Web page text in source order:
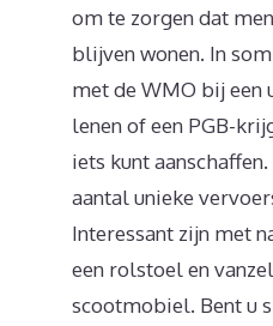
om te zorgen dat
blijven wonen. In
met de WMO bij een
lenen of een PGB-
iets kunt
aantal unieke
Interessant zijn met
een rolstoel en
scootmobiel. Bent u